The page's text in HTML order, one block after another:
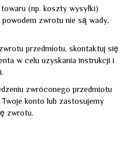
(np. koszty wysyłki)
zwrotu nie są wady,
przedmiotu, skontaktuj się
w celu uzyskania instrukcji i
zwróconego przedmiotu
konto lub zastosujemy
zwrotu.